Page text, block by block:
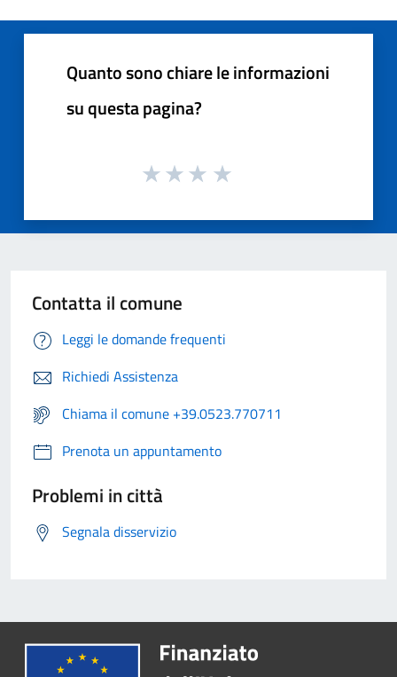
Quanto sono chiare le informazioni
su questa pagina?
Contatta il comune
Leggi le domande frequenti
Richiedi Assistenza
Chiama il comune +39.0523.770711
Prenota un appuntamento
Problemi in città
Segnala disservizio